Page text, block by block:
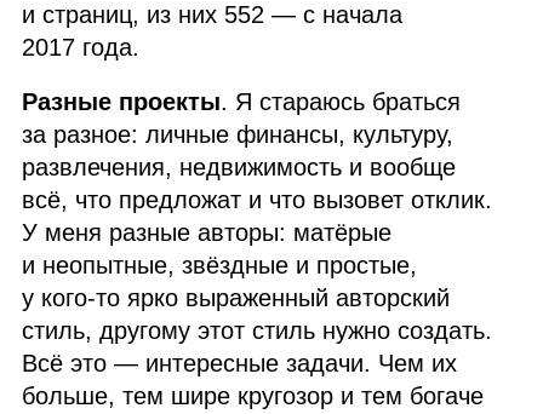
и страниц, из них 552 — с начала
2017 года.
Разные проекты. Я стараюсь браться
за разное: личные финансы, культуру,
развлечения, недвижимость и вообще
всё, что предложат и что вызовет отклик.
У меня разные авторы: матёрые
и неопытные, звёздные и простые,
у кого‑то ярко выраженный авторский
стиль, другому этот стиль нужно создать.
Всё это — интересные задачи. Чем их
больше, тем шире кругозор и тем богаче